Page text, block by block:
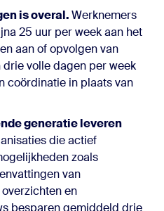
is overal.Werknemers
25 uur per week aan het
aan of opvolgen van
volle dagen per week
coördinatie in plaats van
generatie leveren
die actief
zoals
van
en
besparen gemiddeld drie